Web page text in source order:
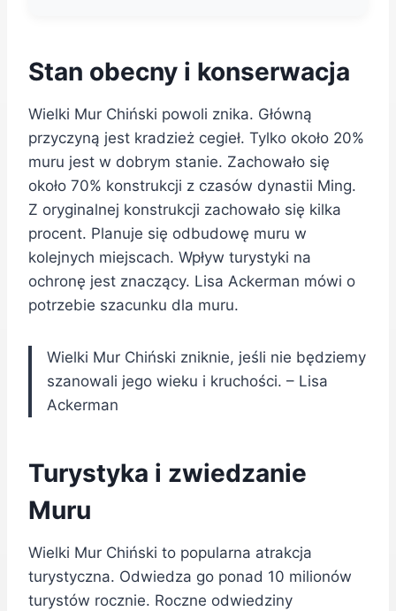
Stan obecny i konserwacja
Wielki Mur Chiński powoli znika. Główną
przyczyną jest kradzież cegieł. Tylko około 20%
muru jest w dobrym stanie. Zachowało się
około 70% konstrukcji z czasów dynastii Ming.
Z oryginalnej konstrukcji zachowało się kilka
procent. Planuje się odbudowę muru w
kolejnych miejscach. Wpływ turystyki na
ochronę jest znaczący. Lisa Ackerman mówi o
potrzebie szacunku dla muru.
Wielki Mur Chiński zniknie, jeśli nie będziemy
szanowali jego wieku i kruchości. – Lisa
Ackerman
Turystyka i zwiedzanie
Muru
Wielki Mur Chiński to popularna atrakcja
turystyczna. Odwiedza go ponad 10 milionów
turystów rocznie. Roczne odwiedziny